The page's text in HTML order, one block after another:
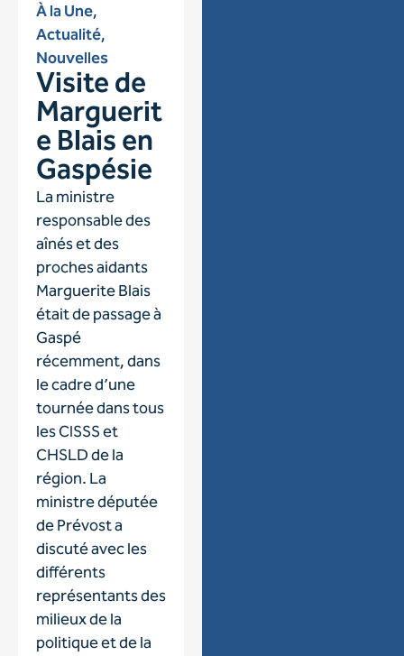
À la Une,
Actualité,
Nouvelles
Visite de
Marguerit
e Blais en
Gaspésie
La ministre
responsable des
aînés et des
proches aidants
Marguerite Blais
était de passage à
Gaspé
récemment, dans
le cadre d’une
tournée dans tous
les CISSS et
CHSLD de la
région. La
ministre députée
de Prévost a
discuté avec les
différents
représentants des
milieux de la
politique et de la